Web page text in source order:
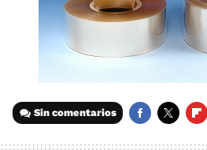
Sin comentarios